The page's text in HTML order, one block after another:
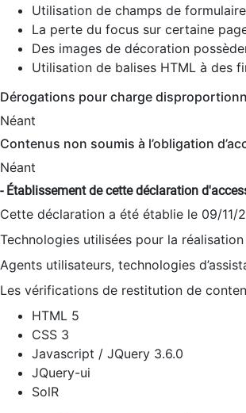
Utilisation de champs de
La perte du focus sur certaine
Des images de décoration
Utilisation de balises HTML à des
Dérogations pour charge
Néant
Contenus non soumis à l’obligation
Néant
- Établissement de cette déclaration
Cette déclaration a été établie le 09/
Technologies utilisées pour la
Agents utilisateurs, technologies
Les vérifications de restitution de
HTML 5
CSS 3
Javascript / JQuery 3.6.0
JQuery-ui
SolR